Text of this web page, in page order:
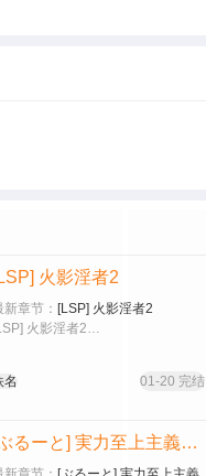
火影淫者2
新章节： [LSP] 火影淫者2
火影淫者2…
名 01-20 完结
[ぶるーと] 実力至上主義の学園の一軍女子が催眠おじさんに全員寝取られ孕まされる話 (ようこそ実力至上主義の教室へ) [AI Generated]